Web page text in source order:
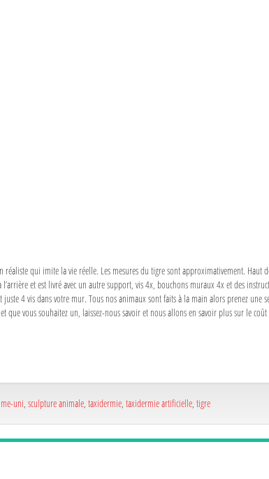
qui imite la vie réelle. Les mesures du tigre sont approximativement. Haut
et est livré avec un autre support, vis 4x, bouchons muraux 4x et des
4 vis dans votre mur. Tous nos animaux sont faits à la main alors prenez une
que vous souhaitez un, laissez-nous savoir et nous allons en savoir plus sur le
uni sculpture animale taxidermie taxidermie artificielle tigre